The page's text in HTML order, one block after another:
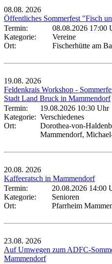
08.08. 2026
Öffentliches Sommerfest "Fisch
Termin:
08.08.2026 17:00
Kategorie:
Vereine
Ort:
Fischerhütte am
19.08. 2026
Feldenkrais Workshop -
Stadt Land Bruck in Mammendorf
Termin:
19.08.2026 10:30 Uhr
Kategorie: Verschiedenes
Ort:
Dorothea-von-
Mammendorf,
20.08. 2026
Kaffeeratsch in Mammendorf
Termin:
20.08.2026 14:00
Kategorie:
Senioren
Ort:
Pfarrheim
23.08. 2026
Auf Umwegen zum ADFC-
Mammendorf